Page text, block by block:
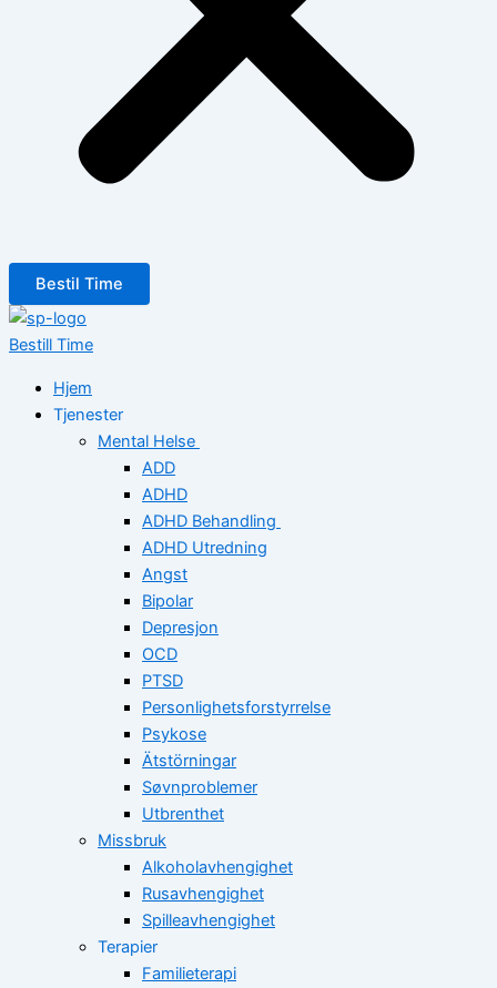
Bestil Time
Bestill Time
Hjem
Tjenester
Mental Helse
ADD
ADHD
ADHD Behandling
ADHD Utredning
Angst
Bipolar
Depresjon
OCD
PTSD
Personlighetsforstyrrelse
Psykose
Ätstörningar
Søvnproblemer
Utbrenthet
Missbruk
Alkoholavhengighet
Rusavhengighet
Spilleavhengighet
Terapier
Familieterapi